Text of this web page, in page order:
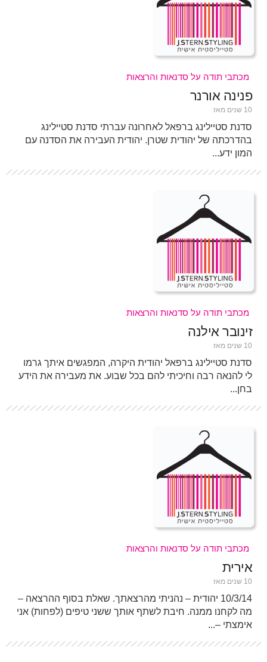
מכתבי תודה על סדנאות והרצאות
פנינה אורנר
10 שנים מאז
סדנת סטיילינג ברפאל לאחרונה עברתי סדנת סטיילינג
בהדרכתה של יהודית שטרן. יהודית העבירה את הסדנה עם
המון ידע...
מכתבי תודה על סדנאות והרצאות
זינובר אילנה
10 שנים מאז
סדנת סטיילינג ברפאל יהודית היקרה, המפגשים איתך גרמו
לי להנאה רבה וחיכיתי להם בכל שבוע. את מעבירה את הידע
בחן...
מכתבי תודה על סדנאות והרצאות
אירית
10 שנים מאז
10/3/14 יהודית – נהניתי מהרצאתך. שאלת בסוף ההרצאה –
מה לקחנו ממנה. חיבת לשתף אותך ששני טיפים (לפחות) אני
אימצתי –...